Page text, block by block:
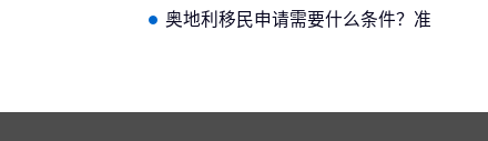
受？
奥地利移民申请需要什么条件？准